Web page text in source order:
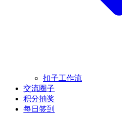
扣子工作流
交流圈子
积分抽奖
每日签到